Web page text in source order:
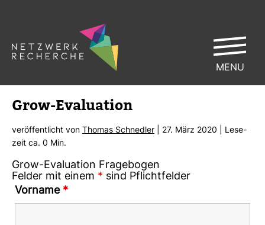
Grow-​Eva­lua­tion
ver­öf­fent­licht von Thomas Schnedler | 27. März 2020 | Lese­
zeit ca. 0 Min.
Grow-Evaluation Fragebogen
Felder mit einem * sind Pflichtfelder
Vorname *
MENU